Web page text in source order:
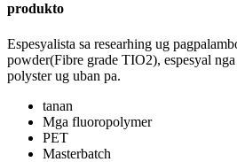
produkto
Espesyalista sa researhing ug
powder(Fibre grade TIO2), espesyal
polyster ug uban pa.
tanan
Mga fluoropolymer
PET
Masterbatch